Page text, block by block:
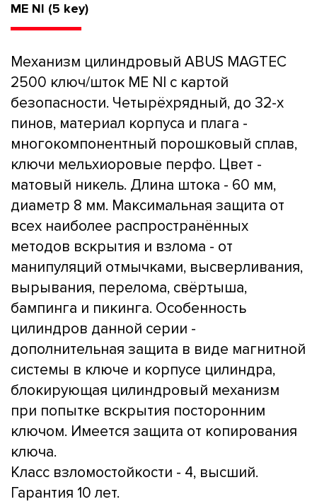
ME NI (5 key)
Механизм цилиндровый ABUS MAGTEC
2500 ключ/шток ME NI с картой
безопасности. Четырёхрядный, до 32-х
пинов, материал корпуса и плага -
многокомпонентный порошковый сплав,
ключи мельхиоровые перфо. Цвет -
матовый никель. Длина штока - 60 мм,
диаметр 8 мм. Максимальная защита от
всех наиболее распространённых
методов вскрытия и взлома - от
манипуляций отмычками, высверливания,
вырывания, перелома, свёртыша,
бампинга и пикинга. Особенность
цилиндров данной серии -
дополнительная защита в виде магнитной
системы в ключе и корпусе цилиндра,
блокирующая цилиндровый механизм
при попытке вскрытия посторонним
ключом. Имеется защита от копирования
ключа.
Класс взломостойкости - 4, высший.
Гарантия 10 лет.